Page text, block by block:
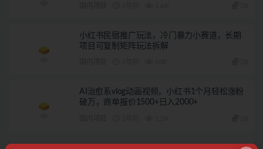
小红书民宿推广玩法，冷门暴力小赛道，长期
项目可复制矩阵玩法拆解
AI治愈系vlog动画视频，小红书1个月轻松涨粉
破万，商单报价1500+日入2000+